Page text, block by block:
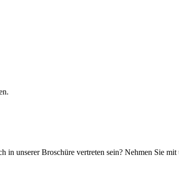
in unserer Broschüre vertreten sein? Nehmen Sie